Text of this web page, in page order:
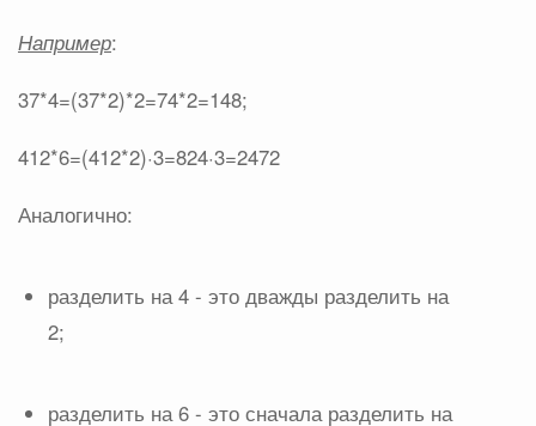
Например:
37*4=(37*2)*2=74*2=148;
412*6=(412*2)·3=824·3=2472
Аналогично:
разделить на 4 - это дважды разделить на
2;
разделить на 6 - это сначала разделить на